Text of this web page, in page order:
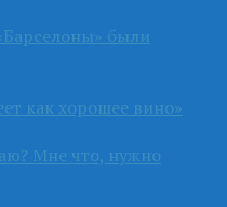
были
как хорошее вино»
Мне что, нужно